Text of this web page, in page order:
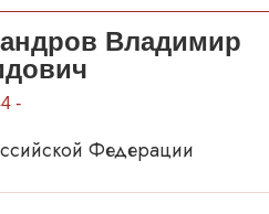
Владимир
-
Федерации